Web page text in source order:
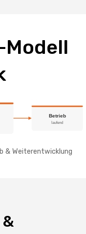
Modell
Betrieb
laufend
& Weiterentwicklung